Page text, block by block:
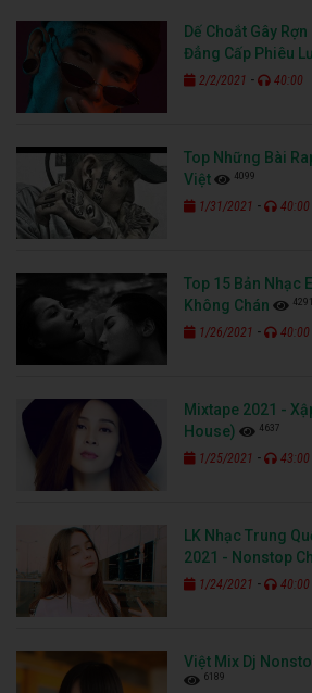
Dế Choắt Gây
Đẳng Cấp Phiêu
2/2/2021 - 40:00
Top Những Bài
Việt
4099
1/31/2021 - 40:00
Top 15 Bản Nhạc
Không Chán
4291
1/26/2021 - 40:00
Mixtape 2021 -
House)
4637
1/25/2021 - 43:00
LK Nhạc Trung
2021 - Nonstop
1/24/2021 - 40:00
Việt Mix Dj
6189